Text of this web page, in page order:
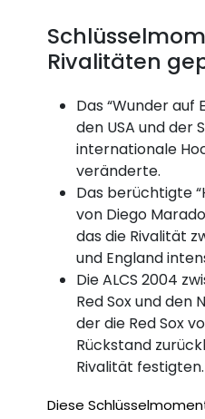
Rivalitäten
Das “Wunder auf
den USA und der
internationale
veränderte.
Das berüchtigte
von Diego
das die Rivalität
und England
Die ALCS 2004
Red Sox und den
der die Red Sox
Rückstand
Rivalität festigten.
Diese